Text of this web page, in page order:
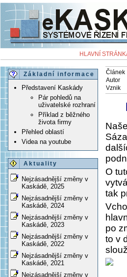
HLAVNÍ
Základní informace
Představení Kaskády
Pár pohledů na
uživatelské rozhraní
Příklad z běžného
života firmy
Přehled oblastí
Videa na youtube
Aktuality
Nejzásadnější změny v
Kaskádě, 2025
Nejzásadnější změny v
Kaskádě, 2024
Nejzásadnější změny v
Kaskádě, 2023
Nejzásadnější změny v
Kaskádě, 2022
Nejzásadnější změny v
Kaskádě, 2021
Nejzásadnější změny v
Článek
Autor
Vznik
O
tak
po
to v